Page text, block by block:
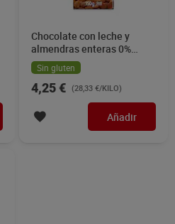
Chocolate con leche y
almendras enteras 0%
azúcares Valor 150 g
Sin gluten
4,25 € (28,33 €/KILO)
Añadir